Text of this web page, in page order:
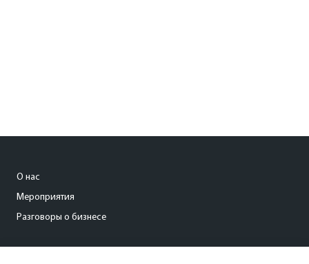
О нас
Мероприятия
Разговоры о бизнесе